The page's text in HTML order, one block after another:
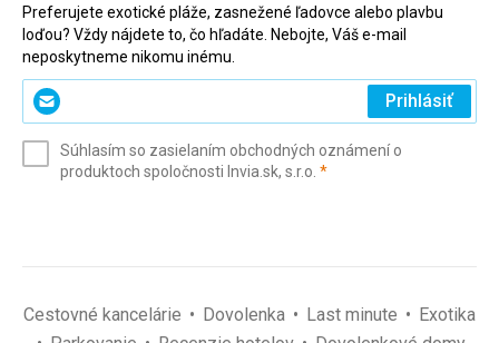
Preferujete exotické pláže, zasnežené ľadovce alebo plavbu
loďou? Vždy nájdete to, čo hľadáte. Nebojte, Váš e-mail
neposkytneme nikomu inému.
Zadajte
svoj
(povinné)
Prihlásiť
Súhlasím so zasielaním obchodných oznámení o
produktoch spoločnosti Invia.sk, s.r.o. *(povinné)
Cestovné kancelárie Dovolenka Last minute
Exotika